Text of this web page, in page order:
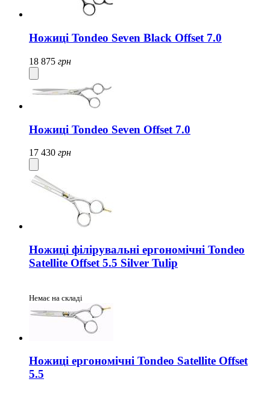
Ножиці Tondeo Seven Black Offset 7.0
18 875 грн
Ножиці Tondeo Seven Offset 7.0
17 430 грн
Ножиці філірувальні ергономічні Tondeo
Satellite Offset 5.5 Silver Tulip
Немає на складі
Ножиці ергономічні Tondeo Satellite Offset
5.5